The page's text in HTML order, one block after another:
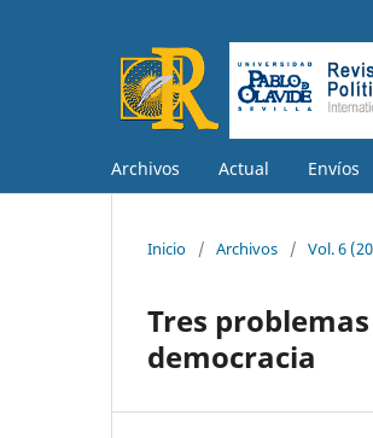
Archivos Actual Envíos
Inicio / Archivos / Vol. 6
Tres
democracia